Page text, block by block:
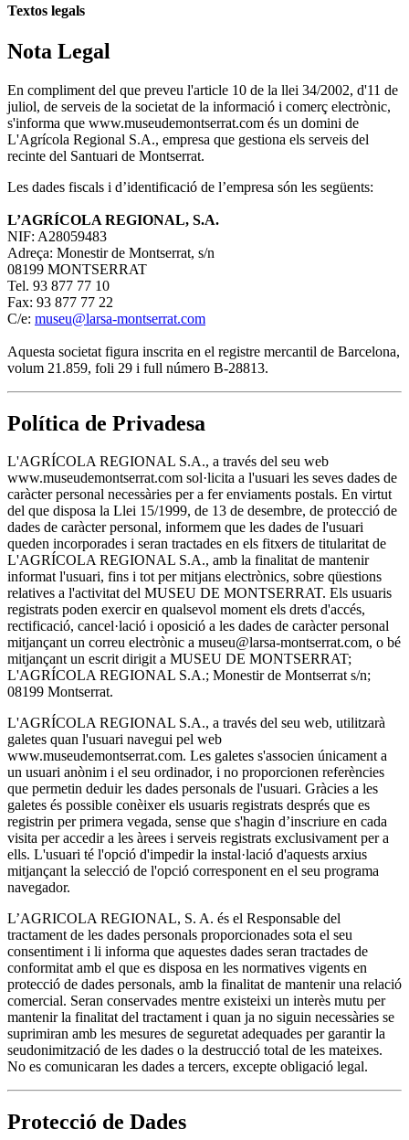
Textos legals
Nota Legal
En compliment del que preveu l'article 10 de la llei 34/2002, d'11 de
juliol, de serveis de la societat de la informació i comerç electrònic,
s'informa que www.museudemontserrat.com és un domini de
L'Agrícola Regional S.A., empresa que gestiona els serveis del
recinte del Santuari de Montserrat.
Les dades fiscals i d’identificació de l’empresa són les següents:
L’AGRÍCOLA REGIONAL, S.A.
NIF: A28059483
Adreça: Monestir de Montserrat, s/n
08199 MONTSERRAT
Tel. 93 877 77 10
Fax: 93 877 77 22
C/e: museu@larsa-montserrat.com
Aquesta societat figura inscrita en el registre mercantil de Barcelona,
volum 21.859, foli 29 i full número B-28813.
Política de Privadesa
L'AGRÍCOLA REGIONAL S.A., a través del seu web
www.museudemontserrat.com sol·licita a l'usuari les seves dades de
caràcter personal necessàries per a fer enviaments postals. En virtut
del que disposa la Llei 15/1999, de 13 de desembre, de protecció de
dades de caràcter personal, informem que les dades de l'usuari
queden incorporades i seran tractades en els fitxers de titularitat de
L'AGRÍCOLA REGIONAL S.A., amb la finalitat de mantenir
informat l'usuari, fins i tot per mitjans electrònics, sobre qüestions
relatives a l'activitat del MUSEU DE MONTSERRAT. Els usuaris
registrats poden exercir en qualsevol moment els drets d'accés,
rectificació, cancel·lació i oposició a les dades de caràcter personal
mitjançant un correu electrònic a museu@larsa-montserrat.com, o bé
mitjançant un escrit dirigit a MUSEU DE MONTSERRAT;
L'AGRÍCOLA REGIONAL S.A.; Monestir de Montserrat s/n;
08199 Montserrat.
L'AGRÍCOLA REGIONAL S.A., a través del seu web, utilitzarà
galetes quan l'usuari navegui pel web
www.museudemontserrat.com. Les galetes s'associen únicament a
un usuari anònim i el seu ordinador, i no proporcionen referències
que permetin deduir les dades personals de l'usuari. Gràcies a les
galetes és possible conèixer els usuaris registrats després que es
registrin per primera vegada, sense que s'hagin d’inscriure en cada
visita per accedir a les àrees i serveis registrats exclusivament per a
ells. L'usuari té l'opció d'impedir la instal·lació d'aquests arxius
mitjançant la selecció de l'opció corresponent en el seu programa
navegador.
L’AGRICOLA REGIONAL, S. A. és el Responsable del
tractament de les dades personals proporcionades sota el seu
consentiment i li informa que aquestes dades seran tractades de
conformitat amb el que es disposa en les normatives vigents en
protecció de dades personals, amb la finalitat de mantenir una relació
comercial. Seran conservades mentre existeixi un interès mutu per
mantenir la finalitat del tractament i quan ja no siguin necessàries se
suprimiran amb les mesures de seguretat adequades per garantir la
seudonimització de les dades o la destrucció total de les mateixes.
No es comunicaran les dades a tercers, excepte obligació legal.
Protecció de Dades